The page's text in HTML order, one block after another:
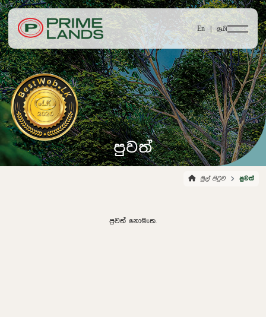
En | தமி
පුවත්
මුල් පිටුව පුවත්
පුවත් නොමැත.